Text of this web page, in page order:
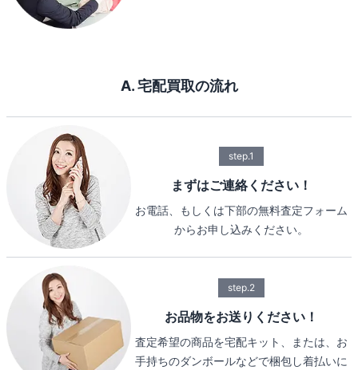
A. 宅配買取の流れ
step.1
まずはご連絡ください！
お電話、もしくは下部の無料査定フォーム
からお申し込みください。
step.2
お品物をお送りください！
査定希望の商品を宅配キット、または、お
手持ちのダンボールなどで梱包し着払いに